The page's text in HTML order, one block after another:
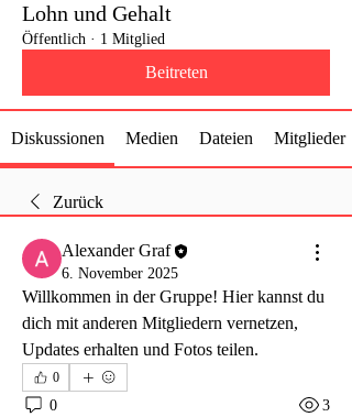
Lohn und Gehalt
Öffentlich · 1 Mitglied
Beitreten
Diskussionen Medien Dateien Mitglieder
Zurück
Alexander Graf
6. November 2025
Willkommen in der Gruppe! Hier kannst du
dich mit anderen Mitgliedern vernetzen,
Updates erhalten und Fotos teilen.
0
0 3